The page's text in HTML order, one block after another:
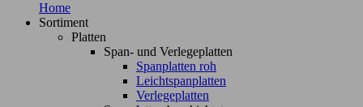
Home
Sortiment
Platten
Span- und Verlegeplatten
Spanplatten roh
Leichtspanplatten
Verlegeplatten